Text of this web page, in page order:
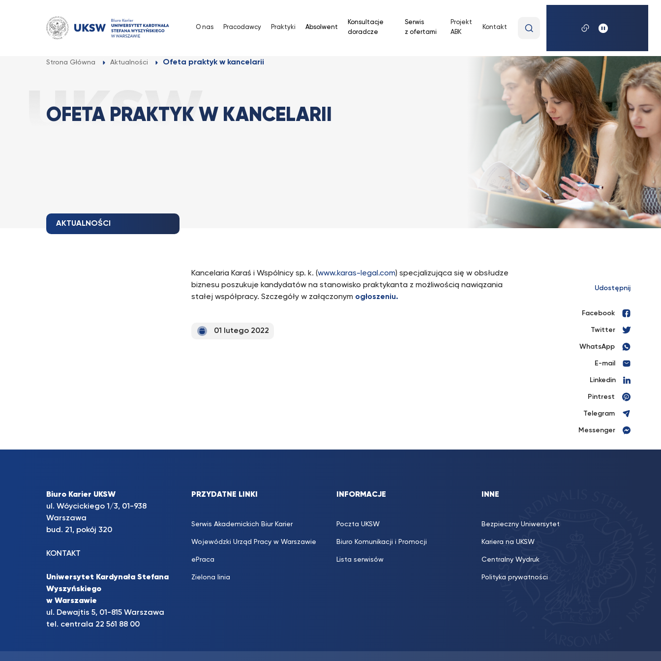
O nas Pracodawcy Praktyki Absolwent
Konsultacje
doradcze
Serwis
z ofertami
Projekt
ABK
Kontakt
wyszukiwaną
Strona Główna Aktualności Ofeta praktyk w kancelarii
OFETA PRAKTYK W KANCELARII
AKTUALNOŚCI
Kancelaria Karaś i Wspólnicy sp. k. (www.karas-legal.com) specjalizująca się w obsłudze
biznesu poszukuje kandydatów na stanowisko praktykanta z możliwością nawiązania
stałej współpracy. Szczegóły w załączonym ogłoszeniu.
01 lutego 2022
Udostępnij
Facebook
Twitter
WhatsApp
E-mail
Linkedin
Pintrest
Telegram
Messenger
Biuro Karier UKSW
ul. Wóycickiego 1/3, 01-938
Warszawa
bud. 21, pokój 320
KONTAKT
Uniwersytet Kardynała Stefana
Wyszyńskiego
w Warszawie
ul. Dewajtis 5, 01-815 Warszawa
tel. centrala 22 561 88 00
PRZYDATNE LINKI
Serwis Akademickich Biur Karier
Wojewódzki Urząd Pracy w Warszawie
ePraca
Zielona linia
INFORMACJE
Poczta UKSW
Biuro Komunikacji i Promocji
Lista serwisów
INNE
Bezpieczny Uniwersytet
Kariera na UKSW
Centralny Wydruk
Polityka prywatności